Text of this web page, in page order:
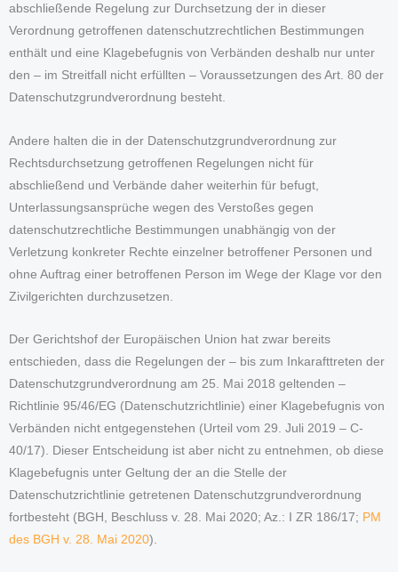
abschließende Regelung zur Durchsetzung der in dieser
Verordnung getroffenen datenschutzrechtlichen Bestimmungen
enthält und eine Klagebefugnis von Verbänden deshalb nur unter
den – im Streitfall nicht erfüllten – Voraussetzungen des Art. 80 der
Datenschutzgrundverordnung besteht.
Andere halten die in der Datenschutzgrundverordnung zur
Rechtsdurchsetzung getroffenen Regelungen nicht für
abschließend und Verbände daher weiterhin für befugt,
Unterlassungsansprüche wegen des Verstoßes gegen
datenschutzrechtliche Bestimmungen unabhängig von der
Verletzung konkreter Rechte einzelner betroffener Personen und
ohne Auftrag einer betroffenen Person im Wege der Klage vor den
Zivilgerichten durchzusetzen.
Der Gerichtshof der Europäischen Union hat zwar bereits
entschieden, dass die Regelungen der – bis zum Inkarafttreten der
Datenschutzgrundverordnung am 25. Mai 2018 geltenden –
Richtlinie 95/46/EG (Datenschutzrichtlinie) einer Klagebefugnis von
Verbänden nicht entgegenstehen (Urteil vom 29. Juli 2019 – C-
40/17). Dieser Entscheidung ist aber nicht zu entnehmen, ob diese
Klagebefugnis unter Geltung der an die Stelle der
Datenschutzrichtlinie getretenen Datenschutzgrundverordnung
fortbesteht (BGH, Beschluss v. 28. Mai 2020; Az.: I ZR 186/17; PM
des BGH v. 28. Mai 2020).